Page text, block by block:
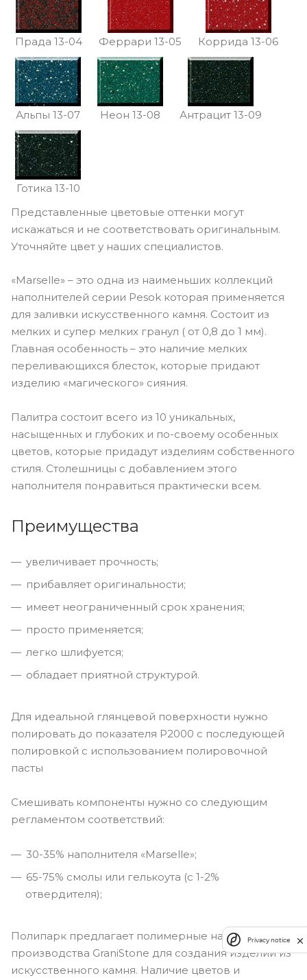
Прада 13-04 Феррари 13-05 Коррида 13-06
Альпы 13-07 Неон 13-08 Антрацит 13-09
Готика 13-10
Представленные цветовые оттенки могут
искажаться и не соответствовать оригинальным.
Уточняйте цвет у наших специалистов.
«Marselle» – это одна из наименьших коллекций
наполнителей серии Pesok которая применяется
для заливки искусственного камня. Состоит из
мелких и супер мелких гранул ( от 0,8 до 1 мм).
Главная особенность – это наличие мелких
переливающихся блесток, которые придают
изделию «магического» сияния.
Палитра состоит всего из 10 уникальных,
насыщенных и глубоких и по-своему особенных
цветов, которые придадут изделиям собственного
стиля. Столешницы с добавлением этого
наполнителя понравиться практически всем.
Преимущества
увеличивает прочность;
прибавляет оригинальности;
имеет неограниченный срок хранения;
просто применяется;
легко шлифуется;
обладает приятной структурой.
Для идеальной глянцевой поверхности нужно
полировать до показателя P2000 с последующей
полировкой с использованием полировочной
пасты
Смешивать компоненты нужно со следующим
регламентом соответствий:
30-35% наполнителя «Marselle»;
65-75% смолы или гелькоута (с 1-2%
отвердителя);
Полипарк предлагает полимерные наполнители
производства GraniStone для создания изделий из
искусственного камня. Наличие цветов и
Privacy notice